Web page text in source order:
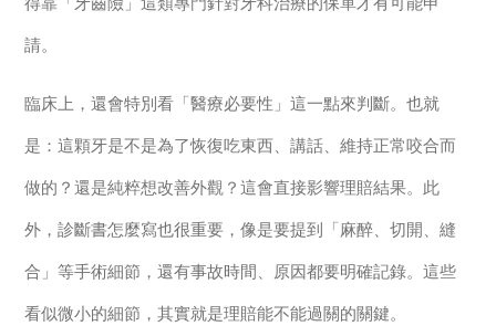
請。
臨床上，還會特別看「醫療必要性」這一點來判斷。也就
是：這顆牙是不是為了恢復吃東西、講話、維持正常咬合而
做的？還是純粹想改善外觀？這會直接影響理賠結果。此
外，診斷書怎麼寫也很重要，像是要提到「麻醉、切開、縫
合」等手術細節，還有事故時間、原因都要明確記錄。這些
看似微小的細節，其實就是理賠能不能過關的關鍵。